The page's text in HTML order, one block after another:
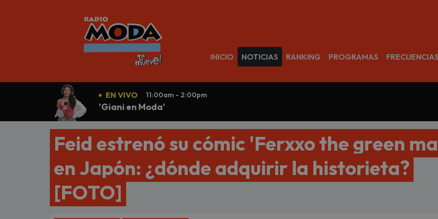
INICIO NOTICIAS RANKING PROGRAMAS FRECUENCIAS
EN VIVO 11:00am - 2:00pm
'Giani en Moda'
Feid estrenó su cómic 'Ferxxo the green
en Japón: ¿dónde adquirir la historieta?
[FOTO]